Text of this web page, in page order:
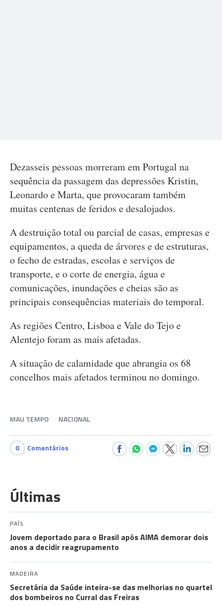
Dezasseis pessoas morreram em Portugal na
sequência da passagem das depressões Kristin,
Leonardo e Marta, que provocaram também
muitas centenas de feridos e desalojados.
A destruição total ou parcial de casas, empresas e
equipamentos, a queda de árvores e de estruturas,
o fecho de estradas, escolas e serviços de
transporte, e o corte de energia, água e
comunicações, inundações e cheias são as
principais consequências materiais do temporal.
As regiões Centro, Lisboa e Vale do Tejo e
Alentejo foram as mais afetadas.
A situação de calamidade que abrangia os 68
concelhos mais afetados terminou no domingo.
MAU TEMPO NACIONAL
0 Comentários
Últimas
PAÍS
Jovem deportado para o Brasil após AIMA demorar dois
anos a decidir reagrupamento
MADEIRA
Secretária da Saúde inteira-se das melhorias no quartel
dos bombeiros no Curral das Freiras